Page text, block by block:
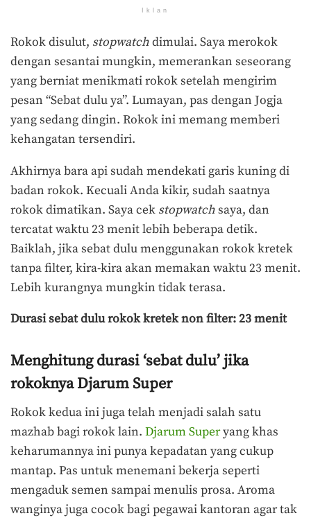
Iklan
Rokok disulut, stopwatchdimulai. Saya merokok
dengan sesantai mungkin, memerankan seseorang
yang berniat menikmati rokok setelah mengirim
pesan “Sebat dulu ya”. Lumayan, pas dengan Jogja
yang sedang dingin. Rokok ini memang memberi
kehangatan tersendiri.
Akhirnya bara api sudah mendekati garis kuning di
badan rokok. Kecuali Anda kikir, sudah saatnya
rokok dimatikan. Saya cek stopwatchsaya, dan
tercatat waktu 23 menit lebih beberapa detik.
Baiklah, jika sebat dulu menggunakan rokok kretek
tanpa filter, kira-kira akan memakan waktu 23 menit.
Lebih kurangnya mungkin tidak terasa.
Durasi sebat dulu rokok kretek non filter: 23 menit
Menghitung durasi ‘sebat dulu’ jika
rokoknya Djarum Super
Rokok kedua ini juga telah menjadi salah satu
mazhab bagi rokok lain. Djarum Superyang khas
keharumannya ini punya kepadatan yang cukup
mantap. Pas untuk menemani bekerja seperti
mengaduk semen sampai menulis prosa. Aroma
wanginya juga cocok bagi pegawai kantoran agar tak